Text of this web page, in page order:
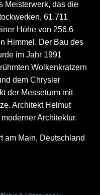
Meisterwerk, das die
61.711
Höhe von 256,6
Himmel. Der Bau des
im Jahr 1991
Wolkenkratzern
dem Chrysler
der Messeturm mit
Architekt Helmut
Architektur.
am Main, Deutschland